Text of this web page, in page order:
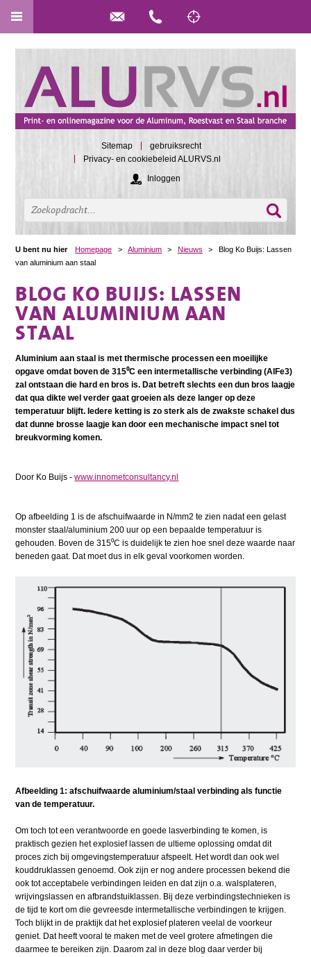
Sitemap
gebruiksrecht
Privacy- en cookiebeleid ALURVS.nl
Inloggen
U bent nu hier Homepage > Aluminium > Nieuws >
Blog Ko Buijs: Lassen
van aluminium aan staal
BLOG KO BUIJS: LASSEN
VAN ALUMINIUM AAN
STAAL
Aluminium aan staal is met thermische processen een moeilijke
opgave omdat boven de 315⁰C een intermetallische verbinding (AlFe3)
zal ontstaan die hard en bros is. Dat betreft slechts een dun bros laagje
dat qua dikte wel verder gaat groeien als deze langer op deze
temperatuur blijft. Iedere ketting is zo sterk als de zwakste schakel dus
dat dunne brosse laagje kan door een mechanische impact snel tot
breukvorming komen.
Door Ko Buijs -www.innometconsultancy.nl
Op afbeelding 1 is de afschuifwaarde in N/mm2 te zien nadat een gelast
monster staal/aluminium 200 uur op een bepaalde temperatuur is
gehouden. Boven de 315⁰C is duidelijk te zien hoe snel deze waarde naar
beneden gaat. Dat moet dus in elk geval voorkomen worden.
Afbeelding 1: afschuifwaarde aluminium/staal verbinding als functie
van de temperatuur.
Om toch tot een verantwoorde en goede lasverbinding te komen, is
praktisch gezien het explosief lassen de ultieme oplossing omdat dit
proces zich bij omgevingstemperatuur afspeelt. Het wordt dan ook wel
kouddruklassen genoemd. Ook zijn er nog andere processen bekend die
ook tot acceptabele verbindingen leiden en dat zijn o.a. walsplateren,
wrijvingslassen en afbrandstuiklassen. Bij deze verbindingstechnieken is
de tijd te kort om die gevreesde intermetallische verbindingen te krijgen.
Toch blijkt in de praktijk dat het explosief plateren veelal de voorkeur
geniet. Dat heeft vooral te maken met de veel grotere afmetingen die
daarmee te bereiken zijn. Daarom zal in deze blog daar verder bij